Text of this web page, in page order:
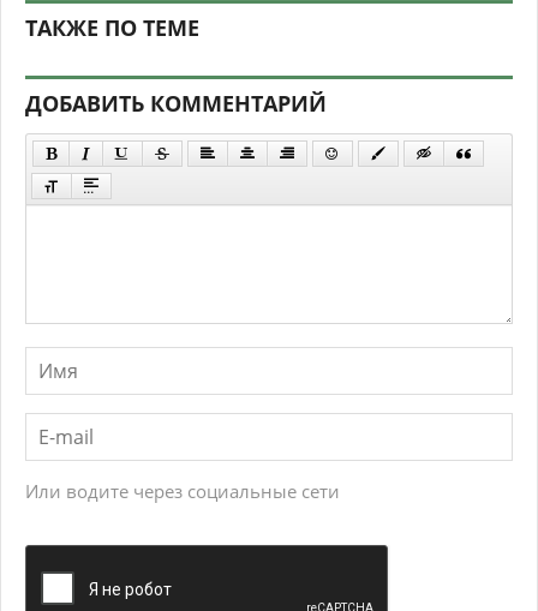
ТАКЖЕ ПО ТЕМЕ
ДОБАВИТЬ КОММЕНТАРИЙ
Или водите через социальные сети